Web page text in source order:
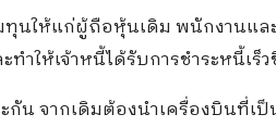
นให้แก่ผู้ถือหุ้นเดิม พนักงานแล
ทำให้เจ้าหนี้ได้รับการชำระหนี้
กัน จากเดิมต้องนำเครื่องบินที่เ